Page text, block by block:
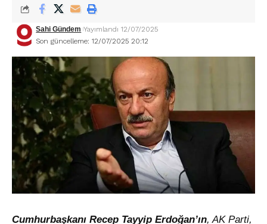
Son güncelleme: 12/07/2025 20:12
Sahi Gündem Yayımlandı 12/07/2025
Cumhurbaşkanı Recep Tayyip Erdoğan’ın, AK Parti,